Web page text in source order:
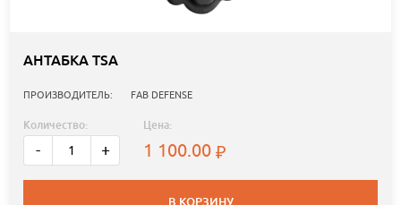
АНТАБКА TSA
ПРОИЗВОДИТЕЛЬ: FAB DEFENSE
Количество:
- +
Цена:
1 100.00
В КОРЗИНУ